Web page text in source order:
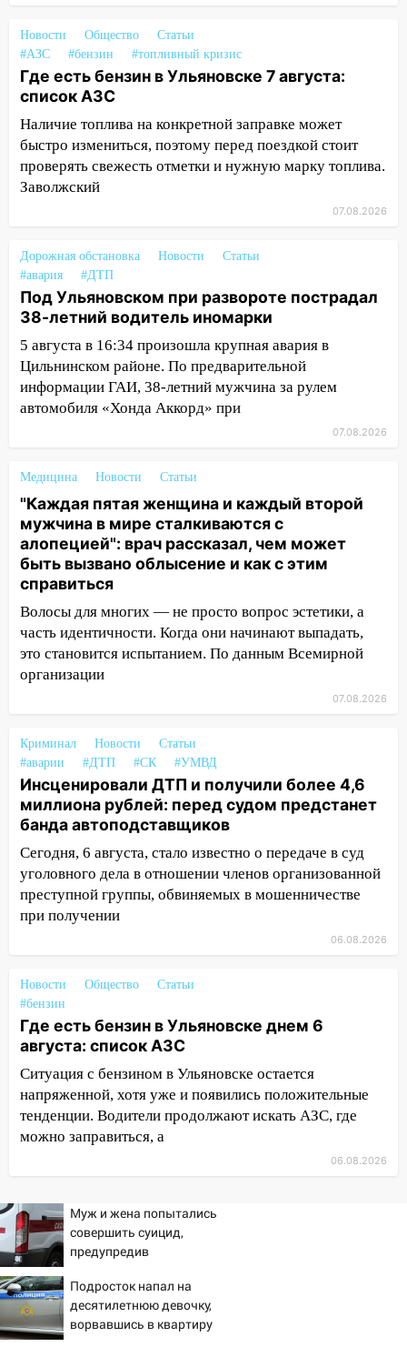
мотофристайлом и концертом
«Мураками»
14:04 Жару смоет ливнями: прогноз
погоды в Ульяновской области на
выходные 8-9 августа
13:30 В Ульяновске транспортные
полицейские проведут акцию «Час
пассажира»
обокрали женщину на пляже и
подростка в сквере
13:01 В Димитровграде мужчина
выбросил из машины страйкбольную
гранату: его задержали
12:34 На Ульяновскую область
надвигается сильнейшая непогода: град
и шквал до 27 м/с
из Европы и потерял 760 тысяч рублей
12:20 В Чердаклинском районе
столкнулись «Лада» и Chevrolet:
пострадал 14-летний подросток
12:00 Где есть бензин в Ульяновске 7
августа: список АЗС
11:50 Заснул рядом с ребёнком и
случайно задушил его: суд вынес
приговор
сарай
11:38 В Госдуме предложили отменить
ЕГЭ с 2027 года
11:25 В Ульяновске ИИ будет выявлять
нарушителей на контейнерных
площадках
11:20 Ульяновская шахматистка
Валерия Клейменова выиграла два
11:16
В Ульяновске открыли памятную
доску декабристу Кондратию Рылееву
10:40 В Ульяновске спасатели ночью
нашли потерявшегося в заброшенных
садах 79-летнего мужчину
10:26 На нескольких улицах Ульяновска
временно отключили холодную воду
В Ульяновске двоих участников
отправили в колонию на 7 и 8 лет
09:52
Ночью беспилотники сбили над
соседними Татарстаном и Саратовской
областью
09:41
Диана Шурыгина уверовала в
Бога в СИЗО
Новости Общество
Статьи
#АЗС
#бензин #топливный кризис
Где есть бензин в Ульяновске 7 августа:
список АЗС
Наличие топлива на конкретной заправке может
быстро измениться, поэтому перед поездкой стоит
проверять свежесть отметки и нужную марку топлива.
Заволжский
07.08.2026
Дорожная обстановка Новости
Статьи
#авария
#ДТП
Под Ульяновском при развороте пострадал
38-летний водитель иномарки
5 августа в 16:34 произошла крупная авария в
Цильнинском районе. По предварительной
информации ГАИ, 38-летний мужчина за рулем
автомобиля «Хонда Аккорд» при
07.08.2026
Медицина Новости Статьи
"Каждая пятая женщина и каждый второй
мужчина в мире сталкиваются с
алопецией": врач рассказал, чем может
быть вызвано облысение и как с этим
справиться
Волосы для многих — не просто вопрос эстетики, а
часть идентичности. Когда они начинают выпадать,
это становится испытанием. По данным Всемирной
организации
07.08.2026
Криминал Новости
Статьи
#аварии
#ДТП #СК #УМВД
Инсценировали ДТП и получили более 4,6
миллиона рублей: перед судом предстанет
банда автоподставщиков
Сегодня, 6 августа, стало известно о передаче в суд
уголовного дела в отношении членов организованной
преступной группы, обвиняемых в мошенничестве
при получении
06.08.2026
Новости Общество
Статьи
#бензин
Где есть бензин в Ульяновске днем 6
августа: список АЗС
Ситуация с бензином в Ульяновске остается
напряженной, хотя уже и появились положительные
тенденции. Водители продолжают искать АЗС, где
можно заправиться, а
06.08.2026
Муж и жена попытались
совершить суицид,
предупредив
Подросток напал на
десятилетнюю девочку,
ворвавшись в квартиру